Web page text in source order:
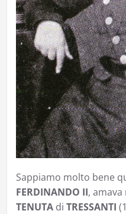
Sappiamo molto bene
FERDINANDO II,
TENUTA di TRESSANTI